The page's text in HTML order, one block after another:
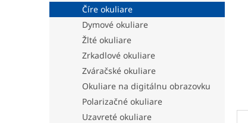
Číre okuliare
Dymové okuliare
Žlté okuliare
Zrkadlové okuliare
Zváračské okuliare
Okuliare na digitálnu obrazovku
Polarizačné okuliare
Uzavreté okuliare